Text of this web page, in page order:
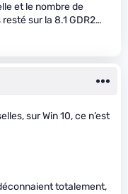
et le nombre de
sur la 8.1 GDR2…
sur Win 10, ce n’est
totalement,